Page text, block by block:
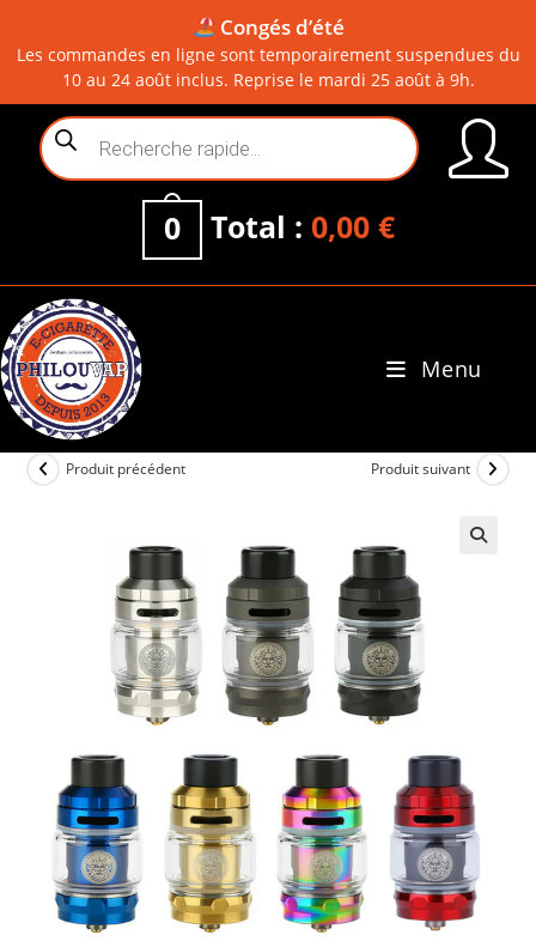
Congés d’été
Les commandes en ligne sont temporairement suspendues du
10 au 24 août inclus. Reprise le mardi 25 août à 9h.
content
Recherche
de
0 Total : 0,00 €
Menu
Produit précédent Produit suivant